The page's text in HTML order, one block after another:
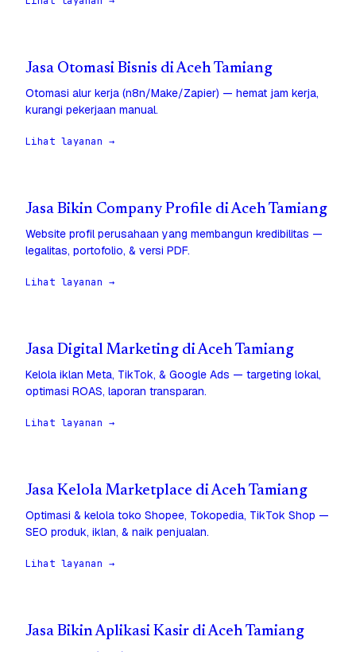
Jasa Otomasi Bisnis di Aceh Tamiang
Otomasi alur kerja (n8n/Make/Zapier) — hemat jam kerja,
kurangi pekerjaan manual.
Lihat layanan →
Jasa Bikin Company Profile di Aceh Tamiang
Website profil perusahaan yang membangun kredibilitas —
legalitas, portofolio, & versi PDF.
Lihat layanan →
Jasa Digital Marketing di Aceh Tamiang
Kelola iklan Meta, TikTok, & Google Ads — targeting lokal,
optimasi ROAS, laporan transparan.
Lihat layanan →
Jasa Kelola Marketplace di Aceh Tamiang
Optimasi & kelola toko Shopee, Tokopedia, TikTok Shop —
SEO produk, iklan, & naik penjualan.
Lihat layanan →
Jasa Bikin Aplikasi Kasir di Aceh Tamiang